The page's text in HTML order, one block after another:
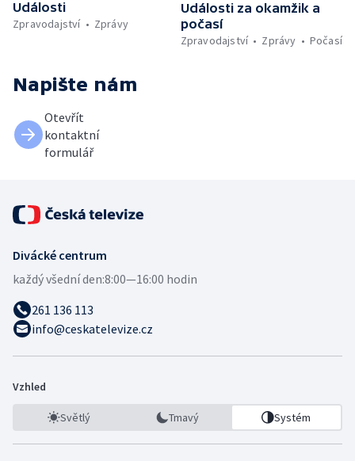
Události
Zpravodajství
Zprávy
Události za okamžik a
počasí
Zpravodajství
Zprávy Počasí
Napište nám
Otevřít
kontaktní
formulář
Divácké centrum
každý všední den:8:00—16:00 hodin
261 136 113
info@ceskatelevize.cz
Vzhled
Světlý Tmavý Systém